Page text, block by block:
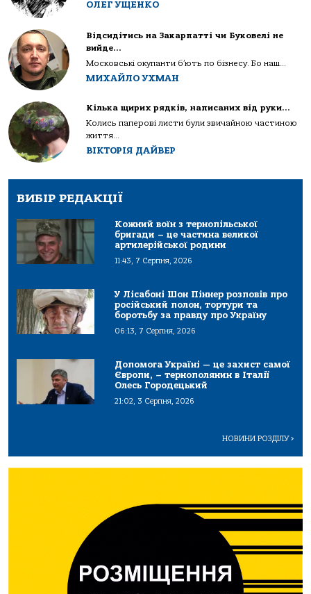
ОЛЕГ УЩЕНКО
Відсидітись на Закарпатті чи Буковелі не
вийде…
Московські окупанти б’ють по бізнесу. Бо наш...
МИХАЙЛО УХМАН
Кілька щирих рядків, написаних від руки…
Колись паперові листи були звичайною частиною
життя...
ВІКТОРІЯ ДАЙВЕР
ВИБІР РЕДАКЦІЇ
Кожний воїн з тернопільської
бригади – це частина великої
артилерійської родини
11:43, 7 Серпня, 2026
У Лісабоні Шон Піннер розповів про
російський полон, тортури та
боротьбу за правду про Україну
06:13, 7 Серпня, 2026
Допомога Україні — це захист самої
Європи, – тернополянин в Італії
Олесь Городецький
21:02, 3 Серпня, 2026
НОВИНИ РОЗДІЛУ>